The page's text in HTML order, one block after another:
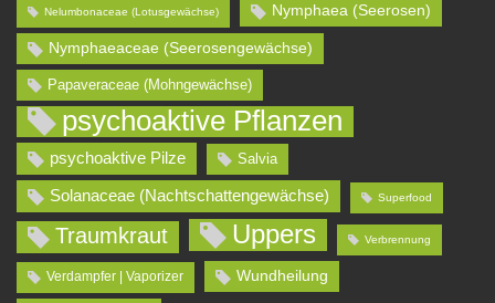
Nelumbonaceae (Lotusgewächse) Nymphaea (Seerosen)
Nymphaeaceae (Seerosengewächse)
Papaveraceae (Mohngewächse)
psychoaktive Pflanzen
psychoaktive Pilze Salvia
Solanaceae (Nachtschattengewächse) Superfood
Traumkraut Uppers Verbrennung
Verdampfer | Vaporizer Wundheilung